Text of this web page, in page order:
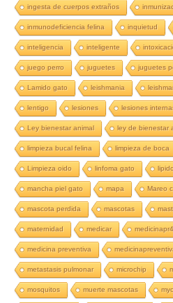
ingesta de cuerpos extraños
inmunodeficiencia felina inquietud
inteligencia inteligente
juego perro juguetes juguetes
Lamido gato leishmania
lentigo lesiones lesiones
Ley bienestar animal ley de bienestar
limpieza bucal felina limpieza de boca
Limpieza oido linfoma gato
mancha piel gato mapa Mareo
mascota perdida mascotas
maternidad medicar
medicina preventiva
metastasis pulmonar microchip
mosquitos muerte mascotas